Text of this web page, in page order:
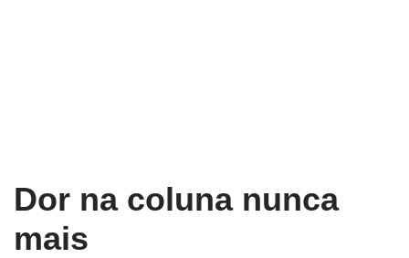
Dor na coluna nunca
mais